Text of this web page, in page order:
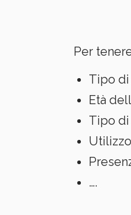
Per
Tipo
Età
Tipo
….